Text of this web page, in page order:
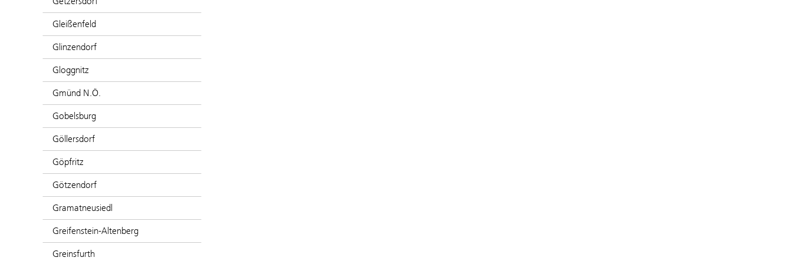
Gleißenfeld
Glinzendorf
Gloggnitz
Gmünd N.Ö.
Gobelsburg
Göllersdorf
Göpfritz
Götzendorf
Gramatneusiedl
Greifenstein-Altenberg
Greinsfurth